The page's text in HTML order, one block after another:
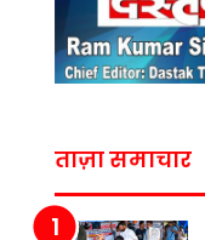
ताज़ा समाचार